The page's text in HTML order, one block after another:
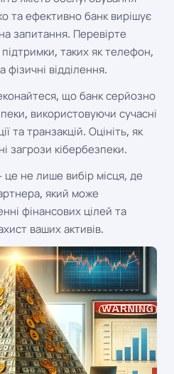
та ефективно банк вирішує
запитання. Перевірте
підтримки, таких як телефон,
відділення.
що банк серйозно
використовуючи сучасні
та транзакцій. Оцініть, як
загрози кібербезпеки.
це не лише вибір місця, де
який може
фінансових цілей та
ваших активів.